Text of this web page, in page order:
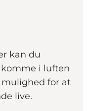
kan du
i luften
mulighed for at
live.